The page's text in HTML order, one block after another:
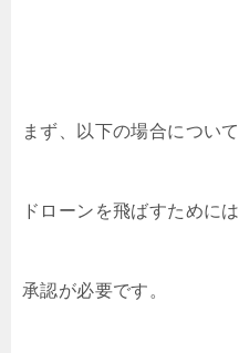
まず、以下の場合について
ドローンを飛ばすためには
承認が必要です。